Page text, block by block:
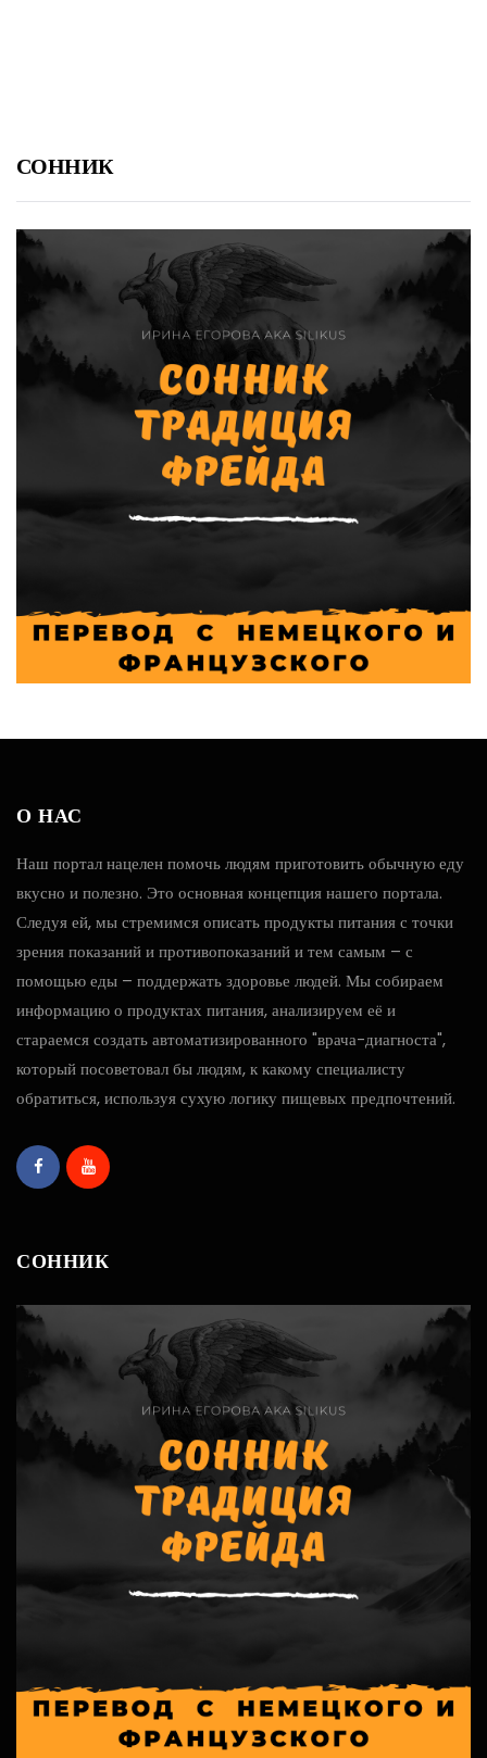
СОННИК
О НАС
Наш портал нацелен помочь людям приготовить обычную еду
вкусно и полезно. Это основная концепция нашего портала.
Следуя ей, мы стремимся описать продукты питания с точки
зрения показаний и противопоказаний и тем самым – с
помощью еды – поддержать здоровье людей. Мы собираем
информацию о продуктах питания, анализируем её и
стараемся создать автоматизированного "врача-диагноста",
который посоветовал бы людям, к какому специалисту
обратиться, используя сухую логику пищевых предпочтений.
СОННИК